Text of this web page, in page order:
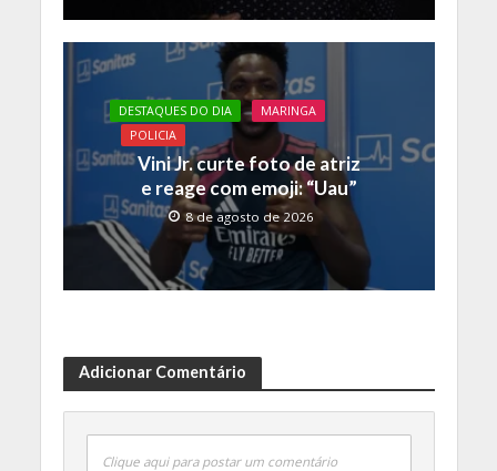
DESTAQUES DO DIA
MARINGA
POLICIA
Vini Jr. curte foto de atriz
e reage com emoji: “Uau”
8 de agosto de 2026
Adicionar Comentário
Clique aqui para postar um comentário